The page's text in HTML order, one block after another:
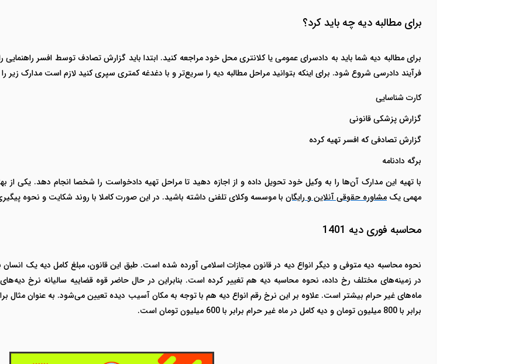
برای مطالبه دیه چه باید کرد؟
برای مطالبه دیه شما باید به دادسرای عمومی یا کلانتری محل خود مراجعه کنید. ابتدا باید گزارش تصادف توسط افسر
فرآیند دادرسی شروع شود. برای اینکه بتوانید مراحل مطالبه دیه را سریع‌تر و با دغدغه کمتری سپری کنید لازم است مدارک زیر
کارت شناسایی
گزارش پزشکی قانونی
گزارش تصادفی که افسر تهیه کرده
برگه دادنامه
با تهیه این مدارک آن‌ها را به وکیل خود تحویل داده و از اجازه دهید تا مراحل تهیه دادخواست را شخصا انجام دهد. یکی از
مهمی یک مشاوره حقوقی آنلاین و رایگان با موسسه وکلای تلفنی داشته باشید. در این صورت کاملا با روند شکایت و نحوه
محاسبه فوری دیه 1401
در زمینه‌های مختلف رخ داده، نحوه محاسبه دیه هم تغییر کرده است. بنابراین در حال حاضر قوه قضاییه سالیانه نرخ
ماه‌های غیر حرام بیشتر است.
برابر با 800 میلیون تومان و دیه کامل در ماه غیر حرام برابر با 600 میلیون تومان است.